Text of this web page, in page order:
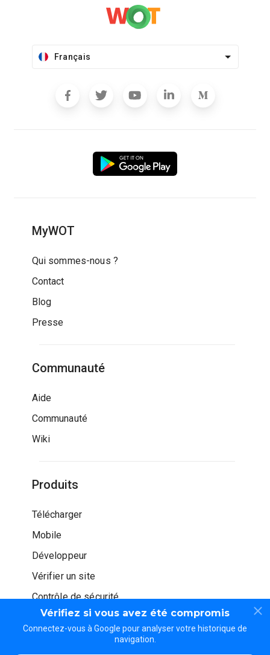
Vérifiez si vous avez été compromis
Connectez-vous à Google pour analyser votre historique de
navigation.
Français
MyWOT
Qui sommes-nous ?
Contact
Blog
Presse
Communauté
Aide
Communauté
Wiki
Produits
Télécharger
Mobile
Développeur
Vérifier un site
Contrôle de sécurité